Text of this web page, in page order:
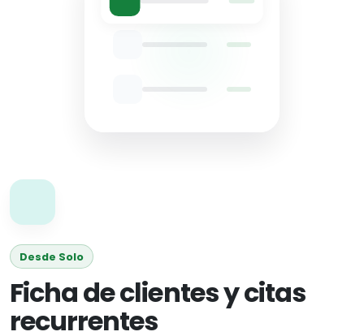
Desde Solo
Ficha de clientes y citas
recurrentes